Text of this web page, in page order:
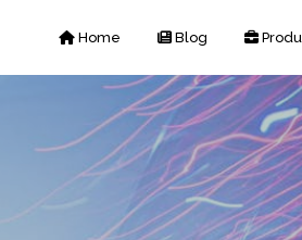
Home Blog